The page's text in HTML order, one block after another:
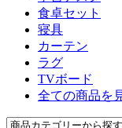
食卓セット
寝具
カーテン
ラグ
TVボード
全ての商品を